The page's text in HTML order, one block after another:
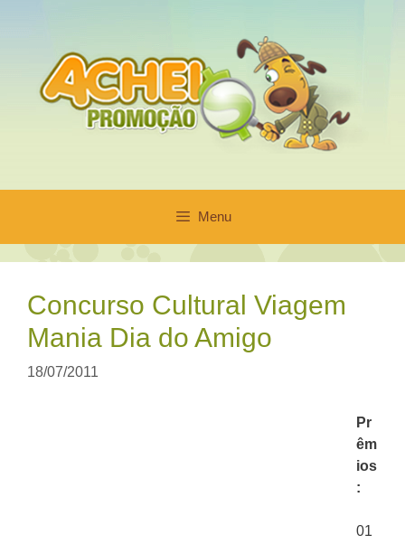
conteúdo
Menu
Concurso Cultural Viagem
Mania Dia do Amigo
18/07/2011
Pr
êm
ios
:
01